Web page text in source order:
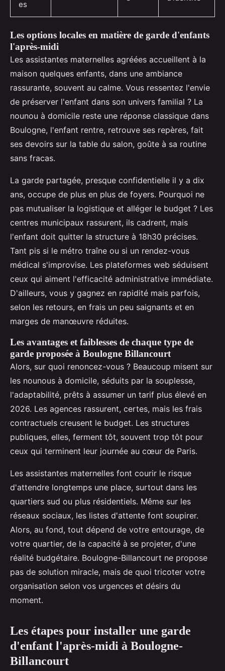
es
Les options locales en matière de garde d'enfants
l'après-midi
Les assistantes maternelles agréées accueillent à la
maison quelques enfants, dans une ambiance
rassurante, souvent au calme. Vous ressentez l'envie
de préserver l'enfant dans son univers familial ? La
nounou à domicile reste une réponse classique dans
Boulogne, l'enfant rentre, retrouve ses repères, fait
ses devoirs sur la table du salon, goûte à sa routine
sans fracas.
La garde partagée, presque confidentielle il y a dix
ans, occupe de plus en plus de foyers. Pourquoi ne
pas mutualiser la logistique et alléger le budget ? Les
centres municipaux rassurent, ils cadrent, mais
l'enfant doit quitter la structure à 18h30 précises.
Tant pis si le métro traîne ou si un rendez-vous
médical s'improvise. Les plateformes web séduisent
ceux qui aiment l'efficacité administrative immédiate.
D'ailleurs, vous y gagnez en rapidité mais parfois,
selon les retours, en frais un peu saignants et en
marges de manœuvre réduites.
Les avantages et faiblesses de chaque type de
garde proposée à Boulogne Billancourt
Alors, sur quoi renoncez-vous ? Beaucoup misent sur
les nounous à domicile, séduits par la souplesse,
l'adaptabilité, prêts à assumer un tarif plus élevé en
2026. Les agences rassurent, certes, mais les frais
contractuels creusent le budget. Les structures
publiques, elles, ferment tôt, souvent trop tôt pour
ceux qui terminent leur journée au cœur de Paris.
Les assistantes maternelles font courir le risque
d'attendre longtemps une place, surtout dans les
quartiers sud ou plus résidentiels. Même sur les
réseaux sociaux, les listes d'attente font soupirer.
Alors, au fond, tout dépend de votre entourage, de
votre quartier, de la capacité à se projeter, d'une
réalité budgétaire. Boulogne-Billancourt ne propose
pas de solution miracle, mais de quoi tricoter votre
organisation selon vos urgences et désirs du
moment.
Les étapes pour installer une garde
d'enfant l'après-midi à Boulogne-
Billancourt